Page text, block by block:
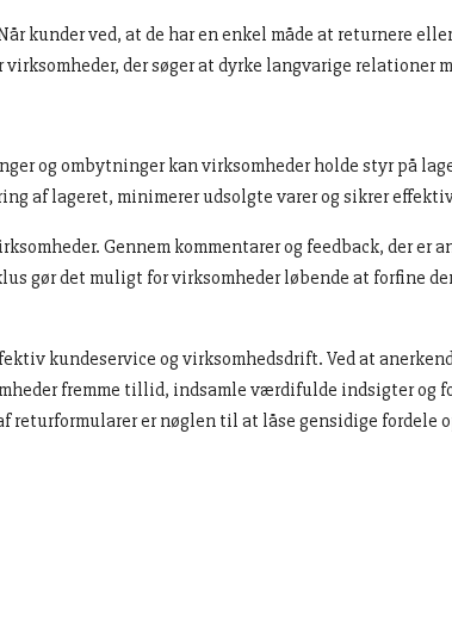
kunder ved, at de har en enkel måde at returnere
der søger at dyrke langvarige relationer
og ombytninger kan virksomheder holde styr på
af lageret, minimerer udsolgte varer og sikrer
Gennem kommentarer og feedback, der er
det muligt for virksomheder løbende at forfine
kundeservice og virksomhedsdrift. Ved at
fremme tillid, indsamle værdifulde indsigter og
returformularer er nøglen til at låse gensidige fordele